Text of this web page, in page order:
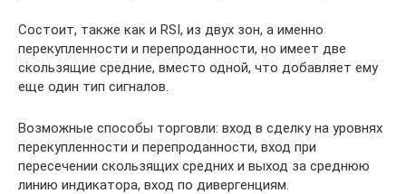
Состоит, также как и RSI, из двух зон, а именно
перекупленности и перепроданности, но имеет две
скользящие средние, вместо одной, что добавляет ему
еще один тип сигналов.
Возможные способы торговли: вход в сделку на уровнях
перекупленности и перепроданности, вход при
пересечении скользящих средних и выход за среднюю
линию индикатора, вход по дивергенциям.